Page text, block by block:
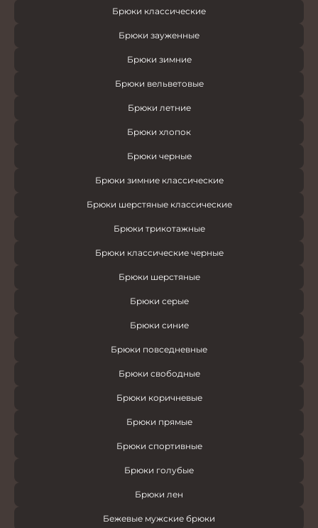
Брюки классические
Брюки зауженные
Брюки зимние
Брюки вельветовые
Брюки летние
Брюки хлопок
Брюки черные
Брюки зимние классические
Брюки шерстяные классические
Брюки трикотажные
Брюки классические черные
Брюки шерстяные
Брюки серые
Брюки синие
Брюки повседневные
Брюки свободные
Брюки коричневые
Брюки прямые
Брюки спортивные
Брюки голубые
Брюки лен
Бежевые мужские брюки